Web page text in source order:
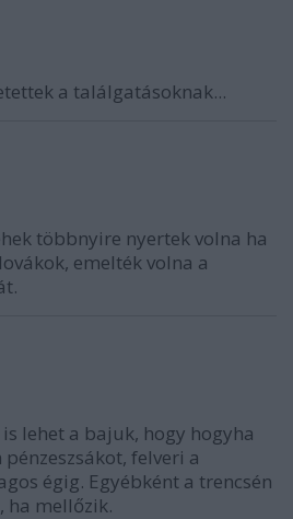
a találgatásoknak...
többnyire nyertek volna ha
emelték volna a
is lehet a bajuk, hogy hogyha
felveri a
égig. Egyébként a trencsén
ha mellőzik.